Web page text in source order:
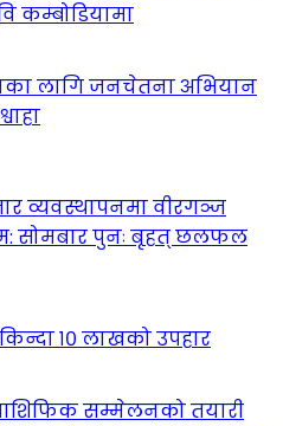
कम्बोडियामा
लागि जनचेतना अभियान
व्यवस्थापनमा वीरगञ्ज
सोमबार पुनः बृहत् छलफल
१० लाखको उपहार
सम्मेलनको तयारी